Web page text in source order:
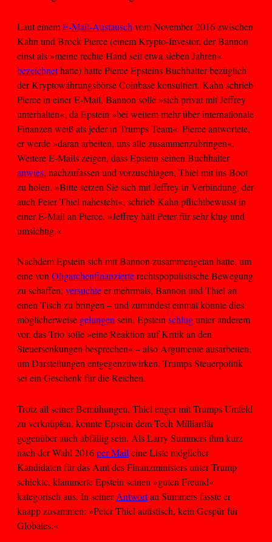
Laut einemE-Mail-Austausch vom November 2016 zwischen
Kahn und Brock Pierce (einem Krypto-Investor, der Bannon
einst als »meine rechte Hand seit etwa sieben Jahren«
bezeichnethatte) hatte Pierce Epsteins Buchhalter bezüglich
der Kryptowährungsbörse Coinbase konsultiert. Kahn schrieb
Pierce in einer E-Mail, Bannon solle »sich privat mit Jeffrey
unterhalten«, da Epstein »bei weitem mehr über internationale
Finanzen weiß als jeder in Trumps Team«. Pierce antwortete,
er werde »daran arbeiten, uns alle zusammenzubringen«.
Weitere E-Mails zeigen, dass Epstein seinen Buchhalter
anwies, nachzufassen und vorzuschlagen, Thiel mit ins Boot
zu holen. »Bitte setzen Sie sich mit Jeffrey in Verbindung, der
auch Peter Thiel nahesteht«, schrieb Kahn pflichtbewusst in
einer E-Mail an Pierce. »Jeffrey hält Peter für sehr klug und
umsichtig.«
Nachdem Epstein sich mit Bannon zusammengetan hatte, um
eine von Oligarchenfinanzierterechtspopulistische Bewegung
zu schaffen, versuchteer mehrmals, Bannon und Thiel an
einen Tisch zu bringen – und zumindest einmal könnte dies
möglicherweise gelungen sein. Epstein schlugunter anderem
vor, das Trio solle »eine Reaktion auf Kritik an den
Steuersenkungen besprechen« – also Argumente ausarbeiten,
um Darstellungen entgegenzuwirken, Trumps Steuerpolitik
sei ein Geschenk für die Reichen.
Trotz all seiner Bemühungen, Thiel enger mit Trumps Umfeld
zu verknüpfen, konnte Epstein dem Tech-Milliardär
gegenüber auch abfällig sein. Als Larry Summers ihm kurz
nach der Wahl 2016per Mail eine Liste möglicher
Kandidaten für das Amt des Finanzministers unter Trump
schickte, klammerte Epstein seinen »guten Freund«
kategorisch aus. In seinerAntwortan Summers fasste er
knapp zusammen: »Peter Thiel autistisch, kein Gespür für
Globales.«